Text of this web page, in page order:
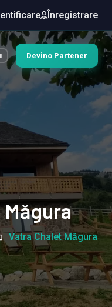
Înregistrare
Devino Partener
Vatra Chalet Măgura